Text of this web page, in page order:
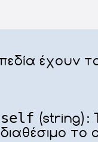
έχουν
self (string):
διαθέσιμο το